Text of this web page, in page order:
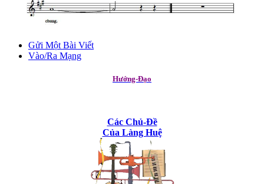
Gửi Một Bài Viết
Vào/Ra Mạng
Hướng-Đạo
Các Chủ-Đề
Của Làng Huệ